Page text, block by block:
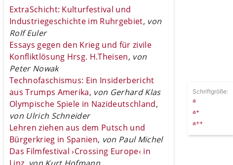
ExtraSchicht: Kulturfestival und
Industriegeschichte im Ruhrgebiet, von
Rolf Euler
Essays gegen den Krieg und für zivile
Konfliktlösung Hrsg. H.Theisen, von
Peter Nowak
Technofaschismus: Ein Insiderbericht
aus Trumps Amerika, von Gerhard Klas
Olympische Spiele in Nazideutschland,
von Ulrich Schneider
Lehren ziehen aus dem Putsch und
Bürgerkrieg in Spanien, von Paul Michel
Das Filmfestival ›Crossing Europe‹ in
Schriftgröße:
a
a+
a++